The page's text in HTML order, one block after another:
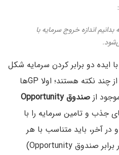
اندازه خروج سرمایه با
ایده دو برابر کردن سرمایه شکل
گرفتند. بهترین رویکرد‌ها حاکی از چند نکته هستند؛ اولا GPها
از صندوق Opportunity
جذب و تامین سرمایه را با
در آخر، باید متناسب با هر
صندوق (صندوق مراحل اولیه در برابر صندوق Opportunity)